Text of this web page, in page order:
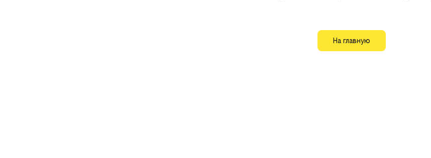
На главную